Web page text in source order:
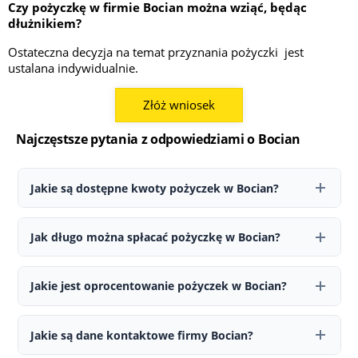
Czy pożyczkę w firmie Bocian można wziąć, będąc
dłużnikiem?
Ostateczna decyzja na temat przyznania pożyczki jest
ustalana indywidualnie.
Złóż wniosek
Najczęstsze pytania z odpowiedziami o Bocian
Jakie są dostępne kwoty pożyczek w Bocian?
W Bocian można ubiegać się o pożyczkę w przedziale od 1 000 do 3
000 zł. W przypadku nowych klientów przyznawana kwota może
być niższa.
Jak długo można spłacać pożyczkę w Bocian?
Okres spłaty wynosi od 35 do 44 tygodni. Pierwsza pożyczka
zazwyczaj nie jest udzielana na maksymalny możliwy czas.
Jakie jest oprocentowanie pożyczek w Bocian?
Na stronie Bocian wskazano RRSO od 76,25% do 86,70%.
Ostateczne warunki, w tym oprocentowanie oraz całkowity koszt
pożyczki, są przedstawiane indywidualnie podczas składania
Jakie są dane kontaktowe firmy Bocian?